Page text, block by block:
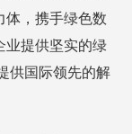
体，携手绿色数
业提供坚实的绿
供国际领先的解